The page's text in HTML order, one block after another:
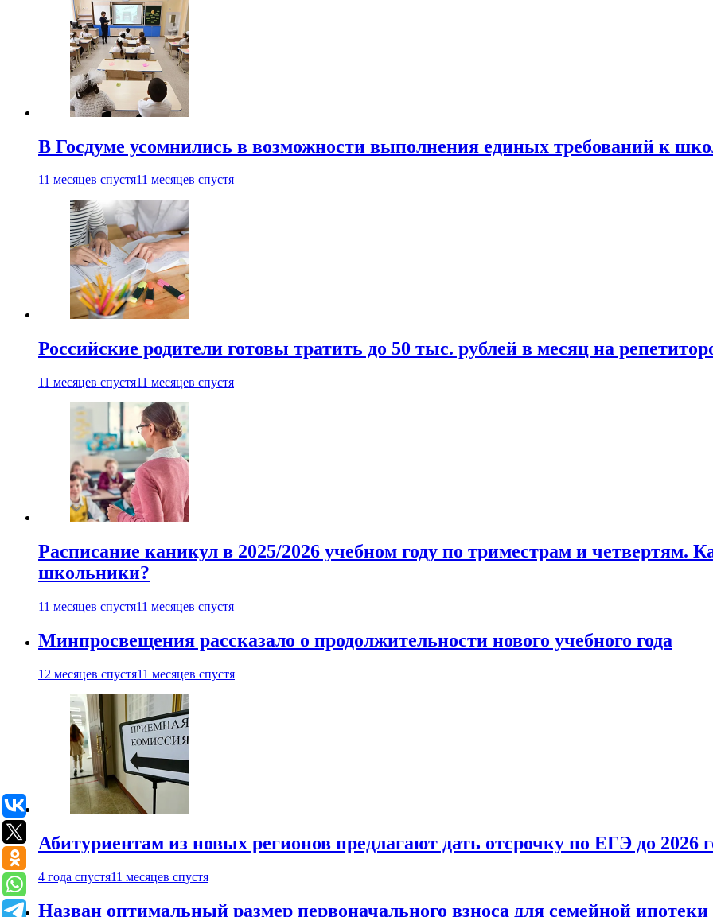
В Госдуме усомнились в возможности выполнения единых требований к
11 месяцев спустя11 месяцев спустя
Российские родители готовы тратить до 50 тыс. рублей в месяц на
11 месяцев спустя11 месяцев спустя
Расписание каникул в 2025/2026 учебном году по триместрам и четвертям.
школьники?
11 месяцев спустя11 месяцев спустя
Минпросвещения рассказало о продолжительности нового учебного года
12 месяцев спустя11 месяцев спустя
Абитуриентам из новых регионов предлагают дать отсрочку по ЕГЭ до 2026
4 года спустя11 месяцев спустя
Назван оптимальный размер первоначального взноса для семейной ипотеки